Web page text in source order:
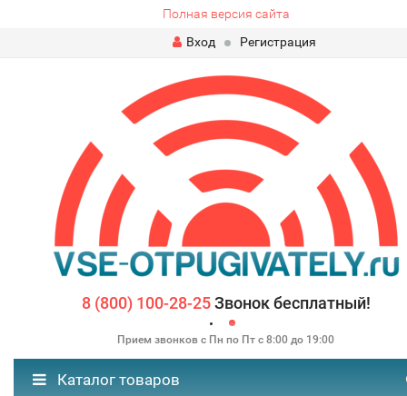
Полная версия сайта
Вход
Регистрация
8 (800) 100-28-25Звонок бесплатный!
Прием звонков с Пн по Пт с 8:00 до 19:00
Каталог товаров